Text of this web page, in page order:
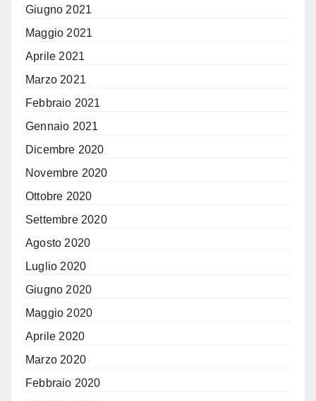
Giugno 2021
Maggio 2021
Aprile 2021
Marzo 2021
Febbraio 2021
Gennaio 2021
Dicembre 2020
Novembre 2020
Ottobre 2020
Settembre 2020
Agosto 2020
Luglio 2020
Giugno 2020
Maggio 2020
Aprile 2020
Marzo 2020
Febbraio 2020